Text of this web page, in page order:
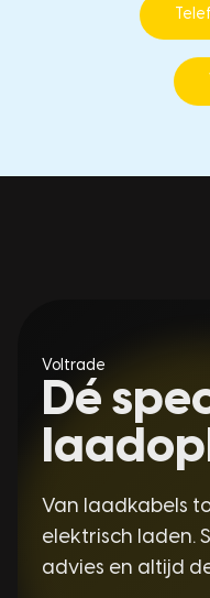
Voltrade
Dé
Van laadkabels
elektrisch laden.
advies en altijd